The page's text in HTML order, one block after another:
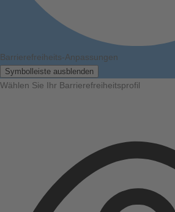
Barrierefreiheits-Anpassungen
Symbolleiste ausblenden
Wählen Sie Ihr Barrierefreiheitsprofil